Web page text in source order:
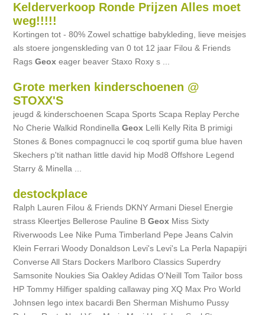
Kelderverkoop Ronde Prijzen Alles moet
weg!!!!!
Kortingen tot - 80% Zowel schattige babykleding, lieve meisjes
als stoere jongenskleding van 0 tot 12 jaar Filou & Friends
RagsGeox eager beaver Staxo Roxy s ...
Grote merken kinderschoenen @
STOXX'S
jeugd & kinderschoenen Scapa Sports Scapa Replay Perche
No Cherie Walkid RondinellaGeox Lelli Kelly Rita B primigi
Stones & Bones compagnucci le coq sportif guma blue haven
Skechers p'tit nathan little david hip Mod8 Offshore Legend
Starry & Minella ...
destockplace
Ralph Lauren Filou & Friends DKNY Armani Diesel Energie
strass Kleertjes Bellerose Pauline BGeox Miss Sixty
Riverwoods Lee Nike Puma Timberland Pepe Jeans Calvin
Klein Ferrari Woody Donaldson Levi's Levi's La Perla Napapijri
Converse All Stars Dockers Marlboro Classics Superdry
Samsonite Noukies Sia Oakley Adidas O'Neill Tom Tailor boss
HP Tommy Hilfiger spalding callaway ping XQ Max Pro World
Johnsen lego intex bacardi Ben Sherman Mishumo Pussy